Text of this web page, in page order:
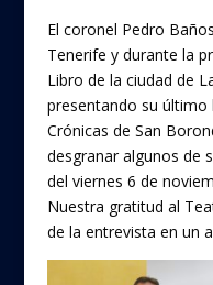
ac
e
b
o
o
k
w
itt
er
El coronel Pedro
Tenerife y durante la
Libro de la ciudad de
presentando su último
Crónicas de San
desgranar algunos de
del viernes 6 de
Nuestra gratitud al
de la entrevista en un